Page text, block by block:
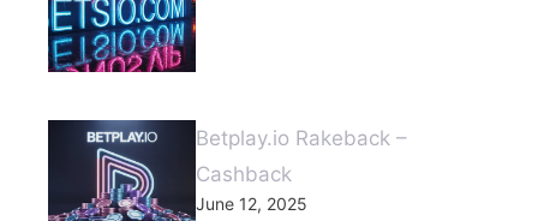
Betplay.io Rakeback –
Cashback
June 12, 2025